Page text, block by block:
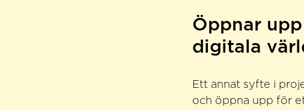
Öppnar
digitala
Ett annat syfte i
och öppna upp för